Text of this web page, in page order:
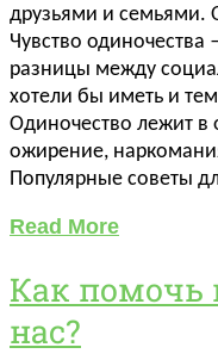
друзьями и семьями.
Чувство
разницы между
хотели бы иметь и
Одиночество лежит в
ожирение,
Популярные советы
Read More
Как помочь
нас?